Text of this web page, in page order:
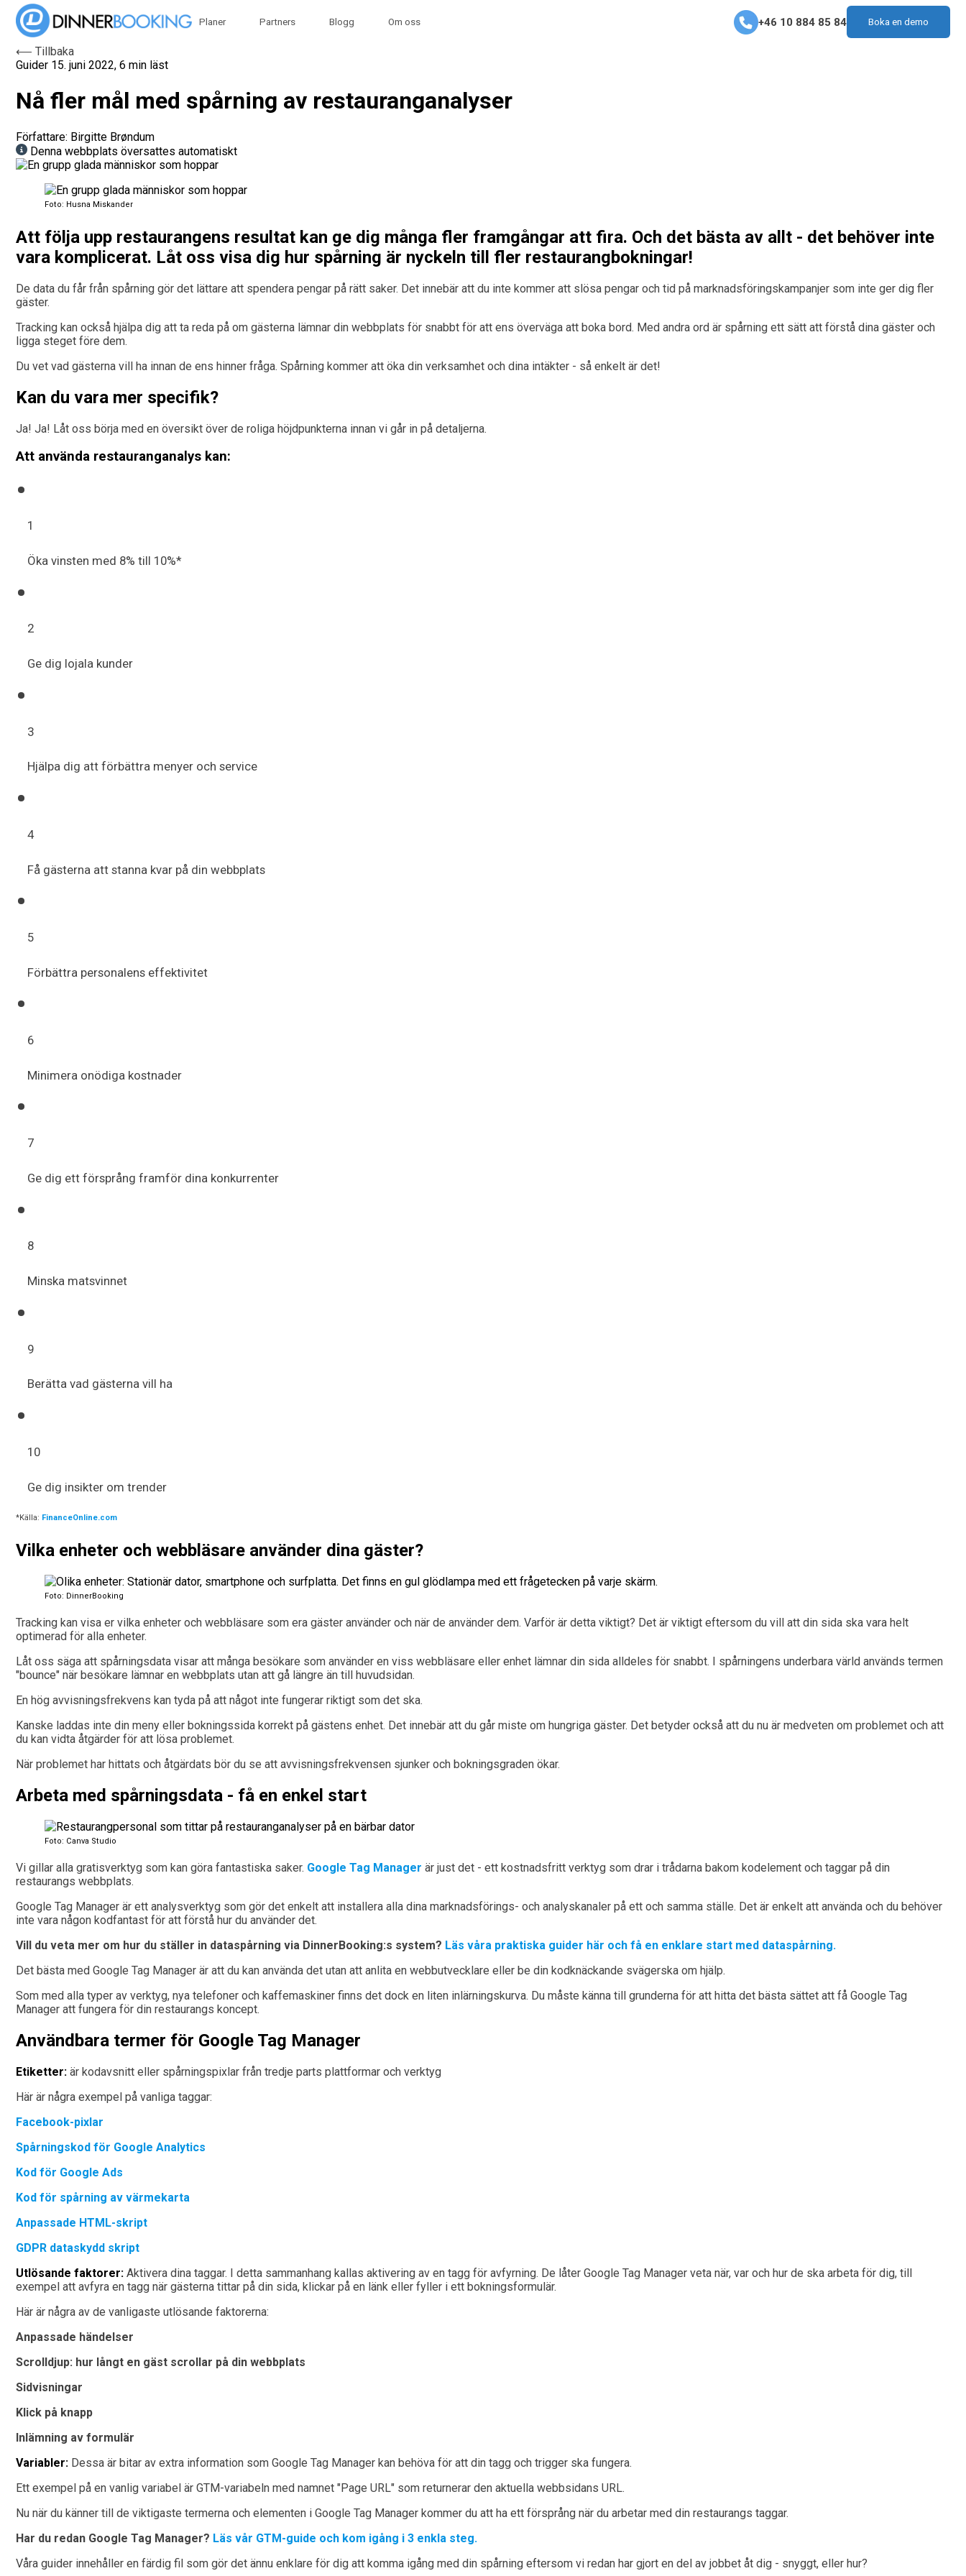
Planer Partners Blogg Om oss +46 10 884 85 84 Boka en demo
⟵ Tillbaka
Guider 15. juni 2022, 6 min läst
Nå fler mål med spårning av restauranganalyser
Författare: Birgitte Brøndum
Denna webbplats översattes automatiskt
Foto: Husna Miskander
Att följa upp restaurangens resultat kan ge dig många fler framgångar att fira. Och det bästa av allt - det behöver inte
vara komplicerat. Låt oss visa dig hur spårning är nyckeln till fler restaurangbokningar!
De data du får från spårning gör det lättare att spendera pengar på rätt saker. Det innebär att du inte kommer att slösa pengar och tid på marknadsföringskampanjer som inte ger dig fler
gäster.
Tracking kan också hjälpa dig att ta reda på om gästerna lämnar din webbplats för snabbt för att ens överväga att boka bord. Med andra ord är spårning ett sätt att förstå dina gäster och
ligga steget före dem.
Du vet vad gästerna vill ha innan de ens hinner fråga. Spårning kommer att öka din verksamhet och dina intäkter - så enkelt är det!
Kan du vara mer specifik?
Ja! Ja! Låt oss börja med en översikt över de roliga höjdpunkterna innan vi går in på detaljerna.
Att använda restauranganalys kan:
1
Öka vinsten med 8% till 10%*
2
Ge dig lojala kunder
3
Hjälpa dig att förbättra menyer och service
4
Få gästerna att stanna kvar på din webbplats
5
Förbättra personalens effektivitet
6
Minimera onödiga kostnader
7
Ge dig ett försprång framför dina konkurrenter
8
Minska matsvinnet
9
Berätta vad gästerna vill ha
10
Ge dig insikter om trender
*Källa: FinanceOnline.com
Vilka enheter och webbläsare använder dina gäster?
Foto: DinnerBooking
Tracking kan visa er vilka enheter och webbläsare som era gäster använder och när de använder dem. Varför är detta viktigt? Det är viktigt eftersom du vill att din sida ska vara helt
optimerad för alla enheter.
Låt oss säga att spårningsdata visar att många besökare som använder en viss webbläsare eller enhet lämnar din sida alldeles för snabbt. I spårningens underbara värld används termen
"bounce" när besökare lämnar en webbplats utan att gå längre än till huvudsidan.
En hög avvisningsfrekvens kan tyda på att något inte fungerar riktigt som det ska.
Kanske laddas inte din meny eller bokningssida korrekt på gästens enhet. Det innebär att du går miste om hungriga gäster. Det betyder också att du nu är medveten om problemet och att
du kan vidta åtgärder för att lösa problemet.
När problemet har hittats och åtgärdats bör du se att avvisningsfrekvensen sjunker och bokningsgraden ökar.
Arbeta med spårningsdata - få en enkel start
Foto: Canva Studio
Vi gillar alla gratisverktyg som kan göra fantastiska saker. Google Tag Manager är just det - ett kostnadsfritt verktyg som drar i trådarna bakom kodelement och taggar på din
restaurangs webbplats.
Google Tag Manager är ett analysverktyg som gör det enkelt att installera alla dina marknadsförings- och analyskanaler på ett och samma ställe. Det är enkelt att använda och du behöver
inte vara någon kodfantast för att förstå hur du använder det.
Vill du veta mer om hur du ställer in dataspårning via DinnerBooking:s system? Läs våra praktiska guider här och få en enklare start med dataspårning.
Det bästa med Google Tag Manager är att du kan använda det utan att anlita en webbutvecklare eller be din kodknäckande svägerska om hjälp.
Som med alla typer av verktyg, nya telefoner och kaffemaskiner finns det dock en liten inlärningskurva. Du måste känna till grunderna för att hitta det bästa sättet att få Google Tag
Manager att fungera för din restaurangs koncept.
Användbara termer för Google Tag Manager
Etiketter: är kodavsnitt eller spårningspixlar från tredje parts plattformar och verktyg
Här är några exempel på vanliga taggar:
Facebook-pixlar
Spårningskod för Google Analytics
Kod för Google Ads
Kod för spårning av värmekarta
Anpassade HTML-skript
GDPR dataskydd skript
Utlösande faktorer: Aktivera dina taggar. I detta sammanhang kallas aktivering av en tagg för avfyrning. De låter Google Tag Manager veta när, var och hur de ska arbeta för dig, till
exempel att avfyra en tagg när gästerna tittar på din sida, klickar på en länk eller fyller i ett bokningsformulär.
Här är några av de vanligaste utlösande faktorerna:
Anpassade händelser
Scrolldjup: hur långt en gäst scrollar på din webbplats
Sidvisningar
Klick på knapp
Inlämning av formulär
Variabler: Dessa är bitar av extra information som Google Tag Manager kan behöva för att din tagg och trigger ska fungera.
Ett exempel på en vanlig variabel är GTM-variabeln med namnet "Page URL" som returnerar den aktuella webbsidans URL.
Nu när du känner till de viktigaste termerna och elementen i Google Tag Manager kommer du att ha ett försprång när du arbetar med din restaurangs taggar.
Har du redan Google Tag Manager? Läs vår GTM-guide och kom igång i 3 enkla steg.
Våra guider innehåller en färdig fil som gör det ännu enklare för dig att komma igång med din spårning eftersom vi redan har gjort en del av jobbet åt dig - snyggt, eller hur?